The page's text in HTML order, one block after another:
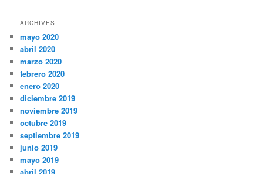
ARCHIVES
mayo 2020
abril 2020
marzo 2020
febrero 2020
enero 2020
diciembre 2019
noviembre 2019
octubre 2019
septiembre 2019
junio 2019
mayo 2019
abril 2019